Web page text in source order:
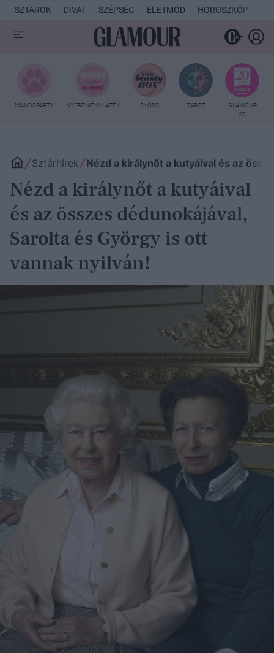
SZTÁROK DIVAT SZÉPSÉG ÉLETMÓD HOROSZKÓP
MANCSPARTY NYEREMÉNYJÁTÉK SYOSS TAROT
GLAMOUR
20
Sztárhírek Nézd a királynőt a kutyáival és az
Nézd a királynőt a kutyáival
és az összes dédunokájával,
Sarolta és György is ott
vannak nyilván!